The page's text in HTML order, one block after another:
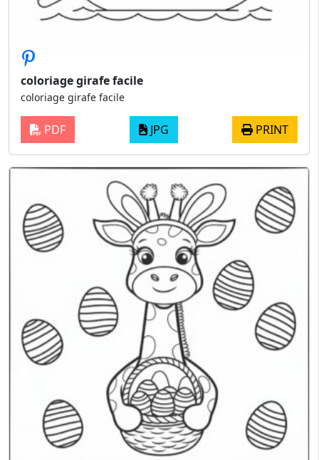
coloriage girafe facile
coloriage girafe facile
PDF JPG PRINT